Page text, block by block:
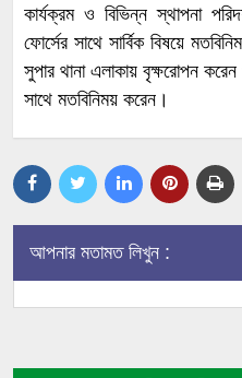
কার্যক্রম ও বিভিন্ন স্থাপনা
ফোর্সের সাথে সার্বিক বিষয়ে
সুপার থানা এলাকায় বৃক্ষরোপন
সাথে মতবিনিময় করেন।
আপনার মতামত লিখুন :